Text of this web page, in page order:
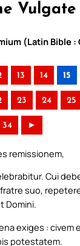
Vulgate
(Latin Bible
13 14 15
23 24 25
34 ►
remissionem,
Cui
suo,
Domini.
exiges : civem
potestatem.